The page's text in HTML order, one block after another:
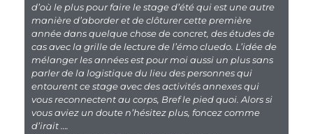
d’où le plus pour faire le stage d’été qui est une autre
manière d’aborder et de clôturer cette première
année dans quelque chose de concret, des études de
cas avec la grille de lecture de l’émo cluedo. L’idée de
mélanger les années est pour moi aussi un plus sans
parler de la logistique du lieu des personnes qui
entourent ce stage avec des activités annexes qui
vous reconnectent au corps, Bref le pied quoi. Alors si
vous aviez un doute n’hésitez plus, foncez comme
d’irait ….